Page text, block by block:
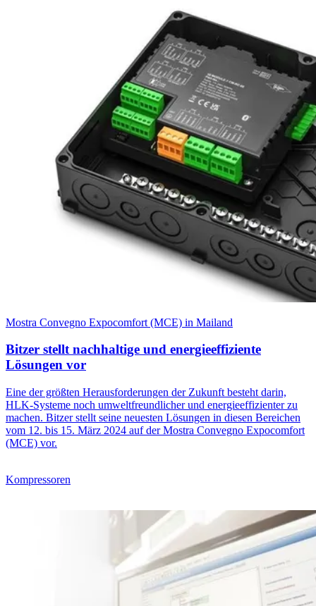
Mostra Convegno Expocomfort (MCE) in Mailand
Bitzer stellt nachhaltige und energieeffiziente
Lösungen vor
Eine der größten Herausforderungen der Zukunft besteht darin,
HLK-Systeme noch umweltfreundlicher und energieeffizienter zu
machen. Bitzer stellt seine neuesten Lösungen in diesen Bereichen
vom 12. bis 15. März 2024 auf der Mostra Convegno Expocomfort
(MCE) vor.
Kompressoren